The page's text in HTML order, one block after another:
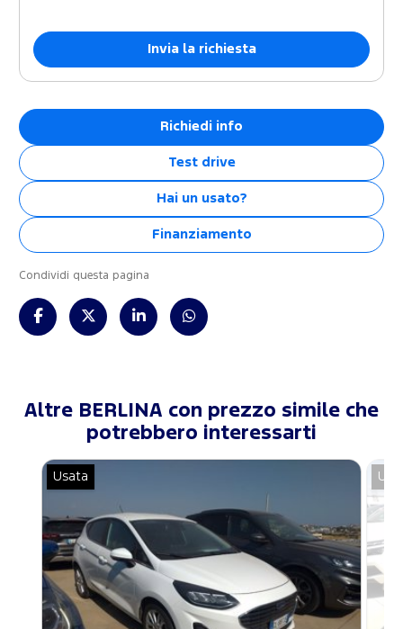
Richiedi info
Test drive
Hai un usato?
Finanziamento
Condividi questa pagina
Altre BERLINA con prezzo simile che
potrebbero interessarti
Usata